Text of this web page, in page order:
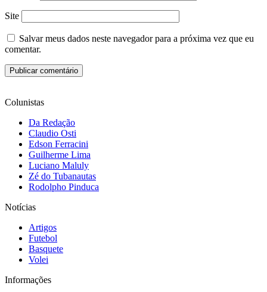
Site
Salvar meus dados neste navegador para a próxima vez que eu
comentar.
Colunistas
Da Redação
Claudio Osti
Edson Ferracini
Guilherme Lima
Luciano Maluly
Zé do Tubanautas
Rodolpho Pinduca
Notícias
Artigos
Futebol
Basquete
Volei
Informações